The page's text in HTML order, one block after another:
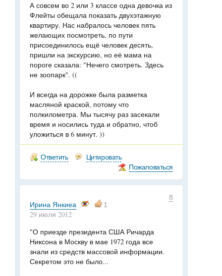
А совсем во 2 или 3 классе одна девочка из
Флейты обещала показать двухэтажную
квартиру. Нас набралось человек пять
желающих посмотреть, по пути
присоединилось ещё человек десять,
пришли на экскурсию, но её мама на
пороге сказала: "Нечего смотреть. Здесь
не зоопарк". ((
И всегда на дорожке была разметка
масляной краской, потому что
полкилометра. Мы тысячу раз засекали
время и носились туда и обратно, чтоб
уложиться в 6 минут. ))
Ответить
Цитировать
Пожаловаться
8
Ирина Янкиеа 1
29 июля 2012
"О приезде президента США Ричарда
Никсона в Москву в мае 1972 года все
знали из средств массовой информации.
Секретом это не было...